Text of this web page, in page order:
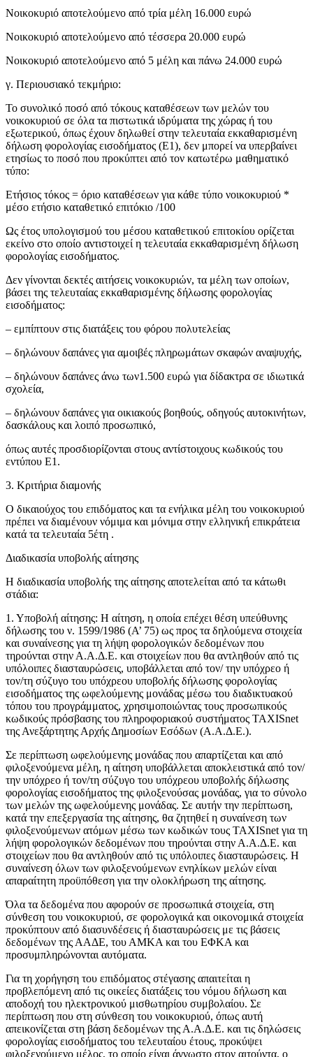
Νοικοκυριό αποτελούμενο από τρία μέλη 16.000 ευρώ
Νοικοκυριό αποτελούμενο από τέσσερα 20.000 ευρώ
Νοικοκυριό αποτελούμενο από 5 μέλη και πάνω 24.000 ευρώ
γ. Περιουσιακό τεκμήριο:
Το συνολικό ποσό από τόκους καταθέσεων των μελών του
νοικοκυριού σε όλα τα πιστωτικά ιδρύματα της χώρας ή του
εξωτερικού, όπως έχουν δηλωθεί στην τελευταία εκκαθαρισμένη
δήλωση φορολογίας εισοδήματος (Ε1), δεν μπορεί να υπερβαίνει
ετησίως το ποσό που προκύπτει από τον κατωτέρω μαθηματικό
τύπο:
Ετήσιος τόκος = όριο καταθέσεων για κάθε τύπο νοικοκυριού *
μέσο ετήσιο καταθετικό επιτόκιο /100
Ως έτος υπολογισμού του μέσου καταθετικού επιτοκίου ορίζεται
εκείνο στο οποίο αντιστοιχεί η τελευταία εκκαθαρισμένη δήλωση
φορολογίας εισοδήματος.
Δεν γίνονται δεκτές αιτήσεις νοικοκυριών, τα μέλη των οποίων,
βάσει της τελευταίας εκκαθαρισμένης δήλωσης φορολογίας
εισοδήματος:
– εμπίπτουν στις διατάξεις του φόρου πολυτελείας
– δηλώνουν δαπάνες για αμοιβές πληρωμάτων σκαφών αναψυχής,
– δηλώνουν δαπάνες άνω των1.500 ευρώ για δίδακτρα σε ιδιωτικά
σχολεία,
– δηλώνουν δαπάνες για οικιακούς βοηθούς, οδηγούς αυτοκινήτων,
δασκάλους και λοιπό προσωπικό,
όπως αυτές προσδιορίζονται στους αντίστοιχους κωδικούς του
εντύπου Ε1.
3. Κριτήρια διαμονής
O δικαιούχος του επιδόματος και τα ενήλικα μέλη του νοικοκυριού
πρέπει να διαμένουν νόμιμα και μόνιμα στην ελληνική επικράτεια
κατά τα τελευταία 5έτη .
Διαδικασία υποβολής αίτησης
Η διαδικασία υποβολής της αίτησης αποτελείται από τα κάτωθι
στάδια:
1. Υποβολή αίτησης: Η αίτηση, η οποία επέχει θέση υπεύθυνης
δήλωσης του ν. 1599/1986 (Α’ 75) ως προς τα δηλούμενα στοιχεία
και συναίνεσης για τη λήψη φορολογικών δεδομένων που
τηρούνται στην Α.Α.Δ.Ε. και στοιχείων που θα αντληθούν από τις
υπόλοιπες διασταυρώσεις, υποβάλλεται από τον/ την υπόχρεο ή
τον/τη σύζυγο του υπόχρεου υποβολής δήλωσης φορολογίας
εισοδήματος της ωφελούμενης μονάδας μέσω του διαδικτυακού
τόπου του προγράμματος, χρησιμοποιώντας τους προσωπικούς
κωδικούς πρόσβασης του πληροφοριακού συστήματος TAXISnet
της Ανεξάρτητης Αρχής Δημοσίων Εσόδων (Α.Α.Δ.Ε.).
Σε περίπτωση ωφελούμενης μονάδας που απαρτίζεται και από
φιλοξενούμενα μέλη, η αίτηση υποβάλλεται αποκλειστικά από τον/
την υπόχρεο ή τον/τη σύζυγο του υπόχρεου υποβολής δήλωσης
φορολογίας εισοδήματος της φιλοξενούσας μονάδας, για το σύνολο
των μελών της ωφελούμενης μονάδας. Σε αυτήν την περίπτωση,
κατά την επεξεργασία της αίτησης, θα ζητηθεί η συναίνεση των
φιλοξενούμενων ατόμων μέσω των κωδικών τους TAXISnet για τη
λήψη φορολογικών δεδομένων που τηρούνται στην Α.Α.Δ.Ε. και
στοιχείων που θα αντληθούν από τις υπόλοιπες διασταυρώσεις. Η
συναίνεση όλων των φιλοξενούμενων ενηλίκων μελών είναι
απαραίτητη προϋπόθεση για την ολοκλήρωση της αίτησης.
Όλα τα δεδομένα που αφορούν σε προσωπικά στοιχεία, στη
σύνθεση του νοικοκυριού, σε φορολογικά και οικονομικά στοιχεία
προκύπτουν από διασυνδέσεις ή διασταυρώσεις με τις βάσεις
δεδομένων της ΑΑΔΕ, του ΑΜΚΑ και του ΕΦΚΑ και
προσυμπληρώνονται αυτόματα.
Για τη χορήγηση του επιδόματος στέγασης απαιτείται η
προβλεπόμενη από τις οικείες διατάξεις του νόμου δήλωση και
αποδοχή του ηλεκτρονικού μισθωτηρίου συμβολαίου. Σε
περίπτωση που στη σύνθεση του νοικοκυριού, όπως αυτή
απεικονίζεται στη βάση δεδομένων της Α.Α.Δ.Ε. και τις δηλώσεις
φορολογίας εισοδήματος του τελευταίου έτους, προκύψει
φιλοξενούμενο μέλος, το οποίο είναι άγνωστο στον αιτούντα, ο